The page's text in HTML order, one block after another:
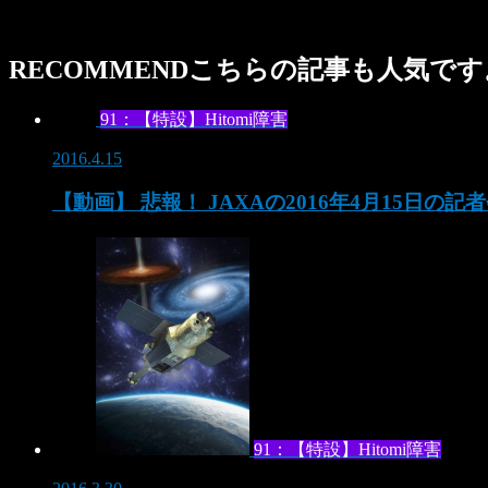
RECOMMENDこちらの記事も人気です
91：【特設】Hitomi障害
2016.4.15
【動画】 悲報！ JAXAの2016年4月15日の記
91：【特設】Hitomi障害